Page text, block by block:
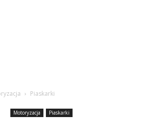
Piaskarki
Motoryzacja Piaskarki